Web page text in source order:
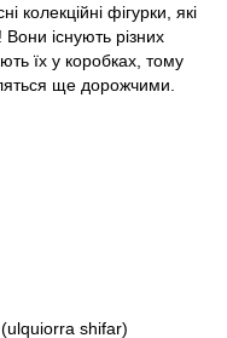
колекційні фігурки, які
існують різних
їх у коробках, тому
ще дорожчими.
shifar)